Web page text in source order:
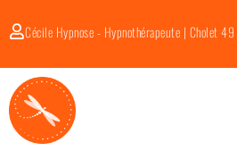
Cécile Hypnose - Hypnothérapeute | Cholet 49